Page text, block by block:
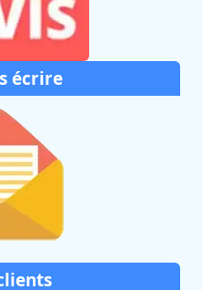
écrire